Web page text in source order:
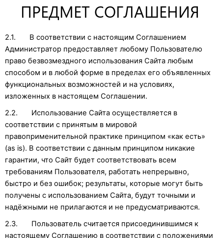
ПРЕДМЕТ СОГЛАШЕНИЯ
2.1. В соответствии с настоящим Соглашением
Администратор предоставляет любому Пользователю
право безвозмездного использования Сайта любым
способом и в любой форме в пределах его объявленных
функциональных возможностей и на условиях,
изложенных в настоящем Соглашении.
2.2. Использование Сайта осуществляется в
соответствии с принятым в мировой
правоприменительной практике принципом «как есть»
(as is). В соответствии с данным принципом никакие
гарантии, что Сайт будет соответствовать всем
требованиям Пользователя, работать непрерывно,
быстро и без ошибок; результаты, которые могут быть
получены с использованием Сайта, будут точными и
надёжными не прилагаются и не предусматриваются.
2.3. Пользователь считается присоединившимся к
настоящему Соглашению в соответствии с положениями